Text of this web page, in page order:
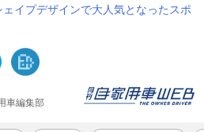
イプデザインで大人気となったスポ
車編集部